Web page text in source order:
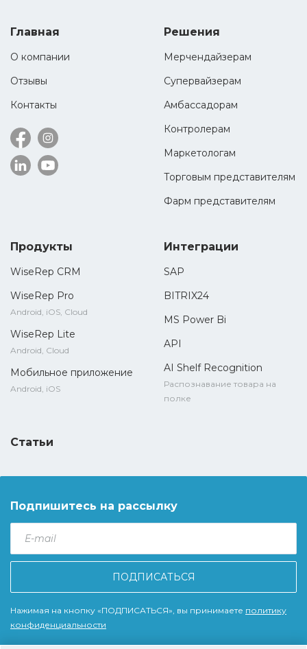
Главная
О компании
Отзывы
Контакты
Решения
Мерчендайзерам
Супервайзерам
Амбассадорам
Контролерам
Маркетологам
Торговым представителям
Фарм представителям
Продукты
WiseRep CRM
WiseRep Pro
Android, iOS, Cloud
WiseRep Lite
Android, Cloud
Мобильное приложение
Android, iOS
Интеграции
SAP
BITRIX24
MS Power Bi
API
AI Shelf Recognition
Распознавание товара на
полке
Статьи
Подпишитесь на рассылку
mail
Нажимая на кнопку «ПОДПИСАТЬСЯ», вы принимаете политику
конфиденциальности